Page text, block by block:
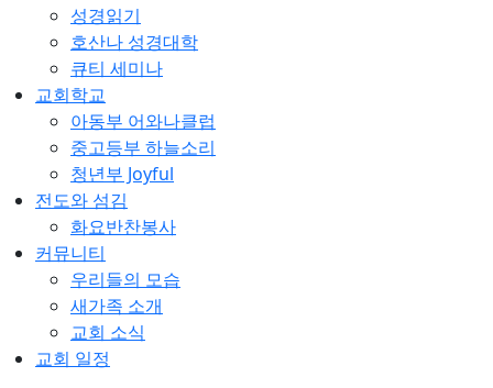
성경읽기
호산나 성경대학
큐티 세미나
교회학교
아동부 어와나클럽
중고등부 하늘소리
청년부 Joyful
전도와 섬김
화요반찬봉사
커뮤니티
우리들의 모습
새가족 소개
교회 소식
교회 일정